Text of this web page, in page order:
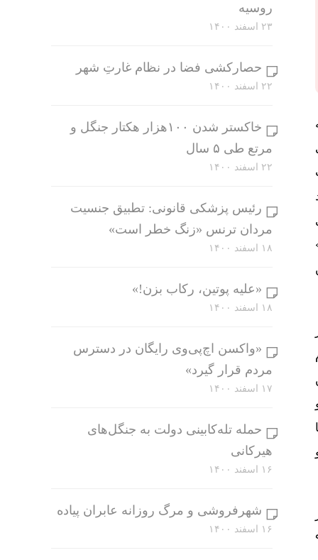
آغاز سال ۹۴
روسیه
۲۳ اسفند ۱۴۰۰
حصارکشی فضا در نظام غارتِ شهر
۲۲ اسفند ۱۴۰۰
خاکستر شدن ۱۰۰هزار هکتار جنگل و
مرتع طی ۵ سال
۲۲ اسفند ۱۴۰۰
رئیس پزشکی قانونی: تطبیق جنسیت
مردان ترنس «زنگ خطر است»
۱۸ اسفند ۱۴۰۰
«علیه پوتین، رکاب بزن!»
۱۸ اسفند ۱۴۰۰
«واکسن اچ‌پی‌وی رایگان در دسترس
مردم قرار گیرد»
۱۷ اسفند ۱۴۰۰
حمله تله‌کابینی دولت به جنگل‌های
هیرکانی
۱۶ اسفند ۱۴۰۰
شهرفروشی و مرگ روزانه عابران پیاده
۱۶ اسفند ۱۴۰۰